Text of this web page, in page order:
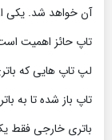
آن خواهد شد. یکی
تاپ حائز اهمیت
لپ تاپ هایی که
تاپ باز شده تا به
باتری خارجی فقط